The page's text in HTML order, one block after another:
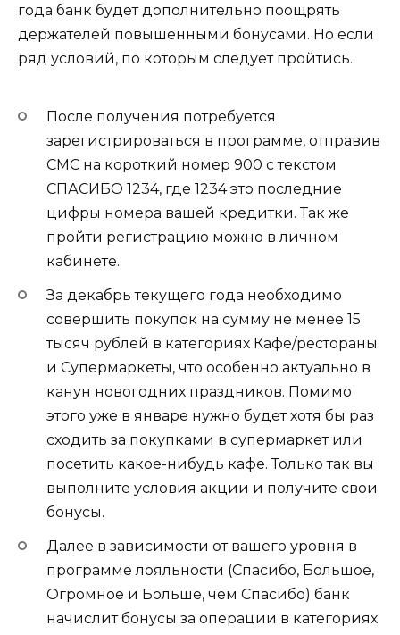
года банк будет дополнительно поощрять
держателей повышенными бонусами. Но если
ряд условий, по которым следует пройтись.
После получения потребуется
зарегистрироваться в программе, отправив
СМС на короткий номер 900 с текстом
СПАСИБО 1234, где 1234 это последние
цифры номера вашей кредитки. Так же
пройти регистрацию можно в личном
кабинете.
За декабрь текущего года необходимо
совершить покупок на сумму не менее 15
тысяч рублей в категориях Кафе/рестораны
и Супермаркеты, что особенно актуально в
канун новогодних праздников. Помимо
этого уже в январе нужно будет хотя бы раз
сходить за покупками в супермаркет или
посетить какое-нибудь кафе. Только так вы
выполните условия акции и получите свои
бонусы.
Далее в зависимости от вашего уровня в
программе лояльности (Спасибо, Большое,
Огромное и Больше, чем Спасибо) банк
начислит бонусы за операции в категориях